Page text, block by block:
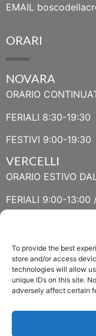
To provide the best
store and/or access
technologies will allow
unique IDs on this site.
adversely affect certain
EMAIL
ORARI
NOVARA
ORARIO
FERIALI 8:30-19:30
FESTIVI 9:00-19:30
VERCELLI
ORARIO ESTIVO
FERIALI 9:00-13:00
FESTIVI 9:30-
VERBANIA
ORARIO ESTIVO
FERIALI 8:30-
FESTIVI 8:30-12:30